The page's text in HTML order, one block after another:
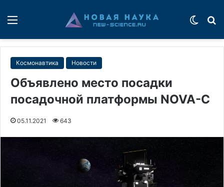
Космонавтика Новости
Объявлено место посадки
посадочной платформы NOVA-C
05.11.2021 643